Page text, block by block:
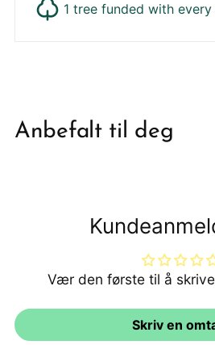
1 tree funded with
din
Anbefalt til deg
Vær den første til å
Skriv en